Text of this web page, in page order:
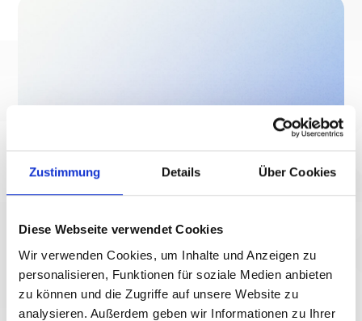
Zustimmung Details Über Cookies
Diese Webseite verwendet Cookies
Wir verwenden Cookies, um Inhalte und Anzeigen zu
personalisieren, Funktionen für soziale Medien anbieten
zu können und die Zugriffe auf unsere Website zu
analysieren. Außerdem geben wir Informationen zu Ihrer